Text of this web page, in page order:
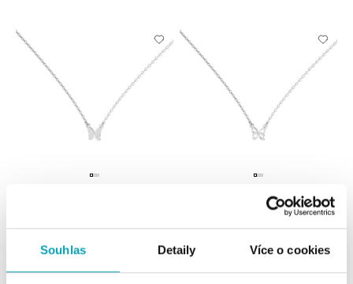
Souhlas Detaily Více o cookies
od 7 412 Kč